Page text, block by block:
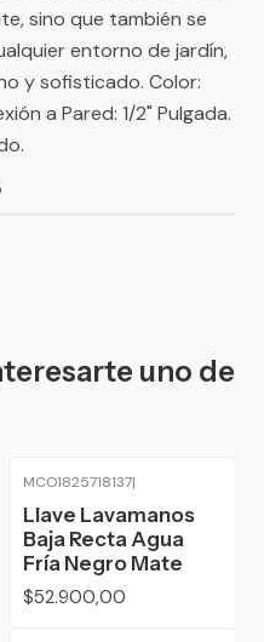
sino que también se
entorno de jardín,
y sofisticado. Color:
a Pared: 1/2" Pulgada.
uno de
MCO1825718137|
Llave Lavamanos
Baja Recta Agua
Fría Negro Mate
$52.900,00